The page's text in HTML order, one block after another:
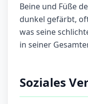
Beine und Füße
dunkel gefärbt,
was seine
in seiner
Soziales